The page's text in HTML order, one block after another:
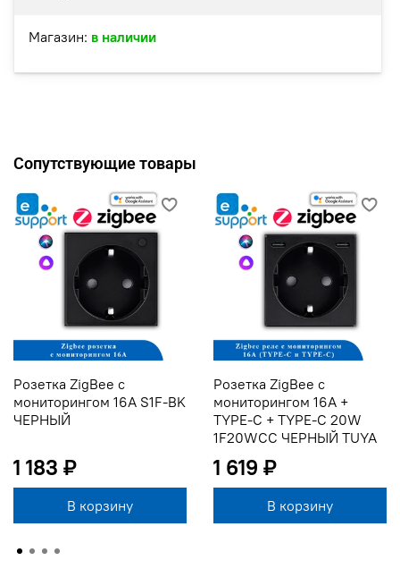
Магазин: в наличии
Сопутствующие товары
Розетка ZigBee с
мониторингом 16А S1F-BK
ЧЕРНЫЙ
1 183 ₽
В корзину
Розетка ZigBee с
мониторингом 16А +
TYPE-C + TYPE-C 20W
1F20WCC ЧЕРНЫЙ TUYA
1 619 ₽
В корзину